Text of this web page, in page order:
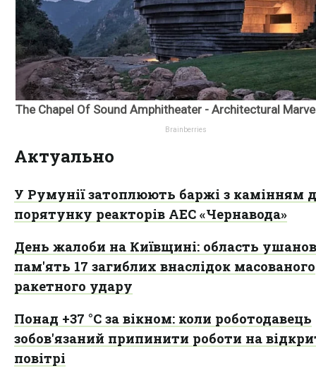
Актуально
У Румунії затоплюють баржі з камінням
порятунку реакторів АЕС «Чернавода»
День жалоби на Київщині: область
пам'ять 17 загиблих внаслідок масованого
ракетного удару
Понад +37 °C за вікном: коли роботодавець
зобов'язаний припинити роботи на
повітрі